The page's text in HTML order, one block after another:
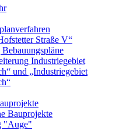
Straße V“
Industriegebiet
und „Industriegebiet
Bauprojekte
"Auge"